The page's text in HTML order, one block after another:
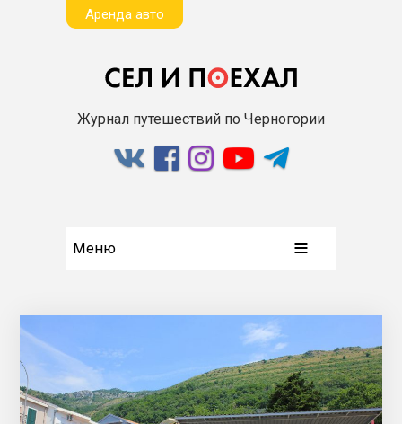
Aренда авто
Журнал путешествий по Черногории
Меню